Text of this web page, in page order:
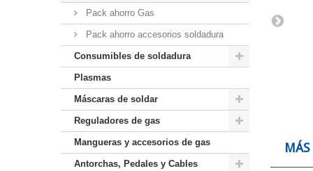
Pack ahorro Gas
Pack ahorro accesorios soldadura
Consumibles de soldadura
Plasmas
Máscaras de soldar
Reguladores de gas
Mangueras y accesorios de gas
Antorchas, Pedales y Cables